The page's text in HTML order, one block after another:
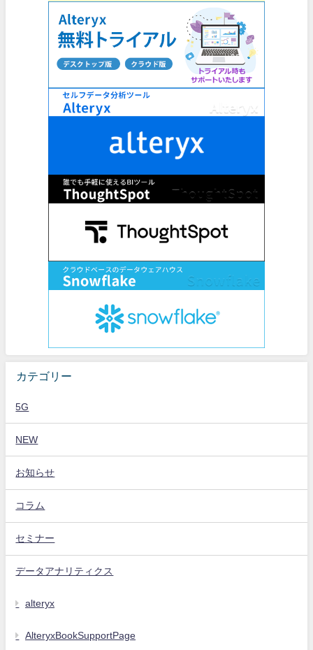
カテゴリー
5G
NEW
お知らせ
コラム
セミナー
データアナリティクス
alteryx
AlteryxBookSupportPage